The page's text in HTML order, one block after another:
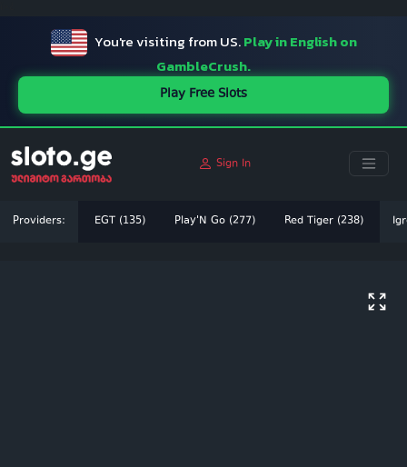
You're visiting from US.Play in English on
GambleCrush.
Play Free Slots
Sign In
Providers: EGT (135) Play'N Go (277) Red Tiger (238)